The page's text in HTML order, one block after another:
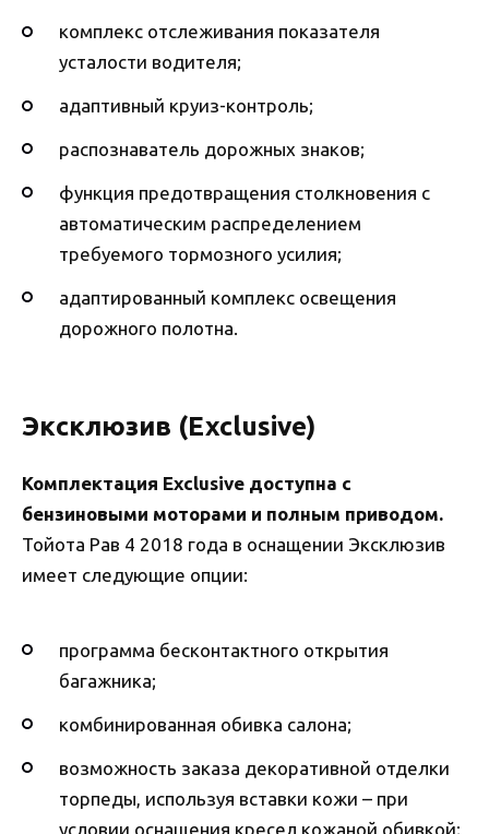
комплекс отслеживания показателя
усталости водителя;
адаптивный круиз-контроль;
распознаватель дорожных знаков;
функция предотвращения столкновения с
автоматическим распределением
требуемого тормозного усилия;
адаптированный комплекс освещения
дорожного полотна.
Эксклюзив (Exclusive)
Комплектация Exclusive доступна с
бензиновыми моторами и полным приводом.
Тойота Рав 4 2018 года в оснащении Эксклюзив
имеет следующие опции:
программа бесконтактного открытия
багажника;
комбинированная обивка салона;
возможность заказа декоративной отделки
торпеды, используя вставки кожи – при
условии оснащения кресел кожаной обивкой;